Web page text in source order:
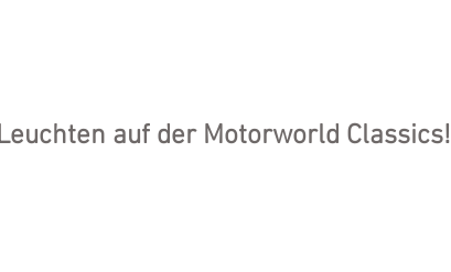
auf der Motorworld Classics!